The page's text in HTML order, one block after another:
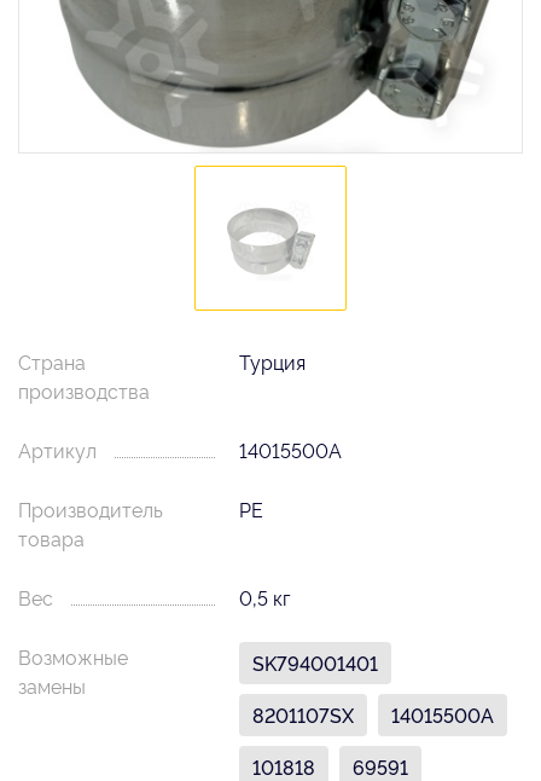
Страна
производства
Турция
Артикул 14015500A
Производитель
товара
PE
Вес 0,5 кг
Возможные
замены
SK794001401
8201107SX
14015500A
101818
69591